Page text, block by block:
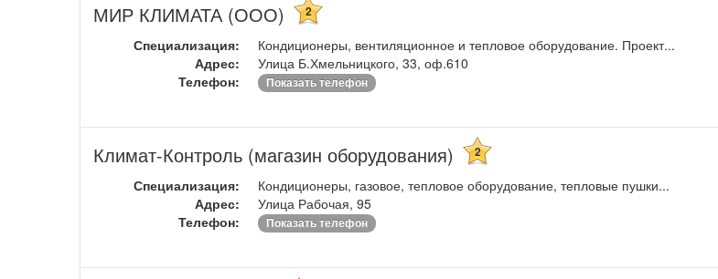
МИР КЛИМАТА (ООО) 2
Специализация:
Кондиционеры, вентиляционное и тепловое оборудование. Проект...
Адрес:
Улица Б.Хмельницкого, 33, оф.610
Телефон:
Показать телефон
Климат-Контроль (магазин оборудования) 2
Специализация:
Кондиционеры, газовое, тепловое оборудование, тепловые пушки...
Адрес:
Улица Рабочая, 95
Телефон:
Показать телефон